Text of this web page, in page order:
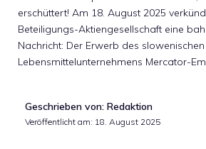
erschüttert! Am 18. August 2025
Beteiligungs-Aktiengesellschaft eine
Nachricht: Der Erwerb des slowenischen
Lebensmittelunternehmens Mercator-
Geschrieben von: Redaktion
Veröffentlicht am: 18. August 2025